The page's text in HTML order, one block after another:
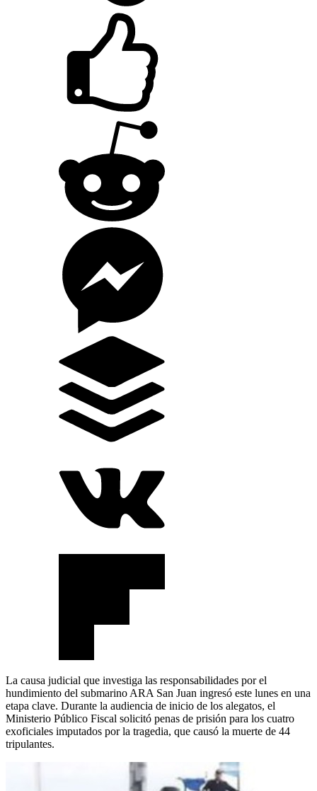
La causa judicial que investiga las responsabilidades por el
hundimiento del submarino ARA San Juan ingresó este lunes en una
etapa clave. Durante la audiencia de inicio de los alegatos, el
Ministerio Público Fiscal solicitó penas de prisión para los cuatro
exoficiales imputados por la tragedia, que causó la muerte de 44
tripulantes.